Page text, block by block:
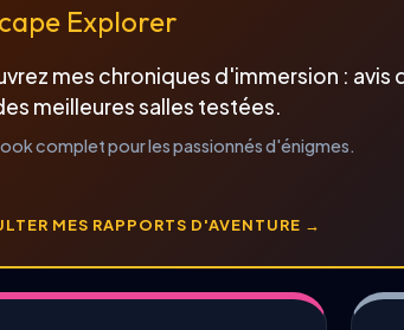
Explorer
mes chroniques d'immersion : avis
meilleures salles testées.
complet pour les passionnés d'énigmes.
MES RAPPORTS D'AVENTURE →